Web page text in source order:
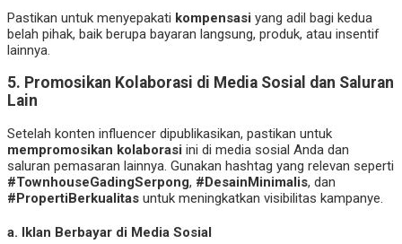
Pastikan untuk menyepakati kompensasi yang adil bagi kedua
belah pihak, baik berupa bayaran langsung, produk, atau insentif
lainnya.
5. Promosikan Kolaborasi di Media Sosial dan Saluran
Lain
Setelah konten influencer dipublikasikan, pastikan untuk
mempromosikan kolaborasi ini di media sosial Anda dan
saluran pemasaran lainnya. Gunakan hashtag yang relevan seperti
#TownhouseGadingSerpong, #DesainMinimalis, dan
#PropertiBerkualitas untuk meningkatkan visibilitas kampanye.
a. Iklan Berbayar di Media Sosial